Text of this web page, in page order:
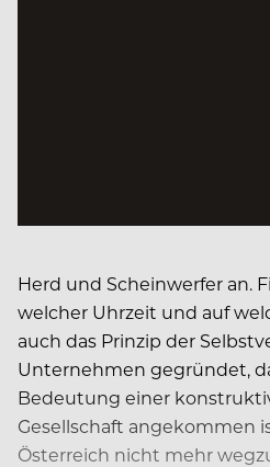
Herd und Scheinwerfer an.
welcher Uhrzeit und auf
auch das Prinzip der
Unternehmen gegründet,
Bedeutung einer
Gesellschaft angekommen
Österreich nicht mehr